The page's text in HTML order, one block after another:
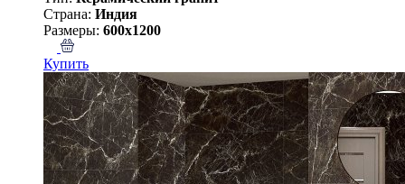
Страна: Индия
Размеры: 600x1200
Купить